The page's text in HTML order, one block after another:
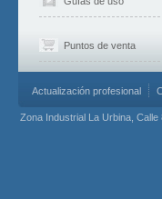
Puntos de venta
Actualización profesional
Zona Industrial La Urbina,